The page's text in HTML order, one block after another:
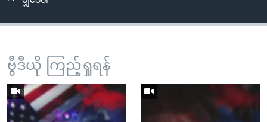
ဗွီဒီယို ကြည့်ရှုရန်